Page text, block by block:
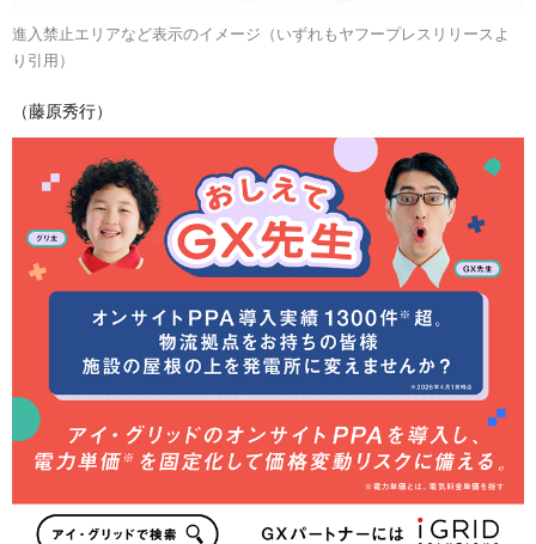
進入禁止エリアなど表示のイメージ（いずれもヤフープレスリリースよ
り引用）
（藤原秀行）